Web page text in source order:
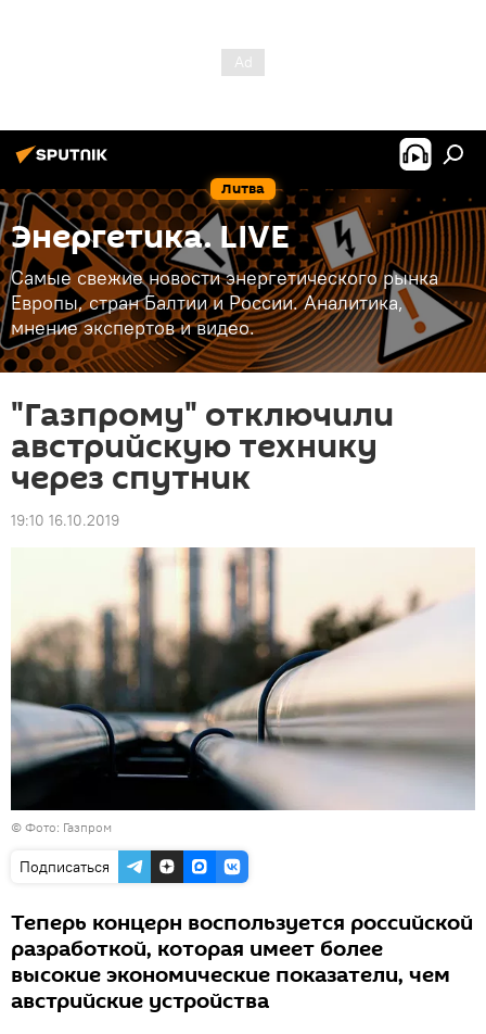
Литва
Энергетика. LIVE
Самые свежие новости энергетического рынка
Европы, стран Балтии и России. Аналитика,
мнение экспертов и видео.
"Газпрому" отключили
австрийскую технику
через спутник
19:10 16.10.2019
© Фото: Газпром
Подписаться
Теперь концерн воспользуется российской
разработкой, которая имеет более
высокие экономические показатели, чем
австрийские устройства